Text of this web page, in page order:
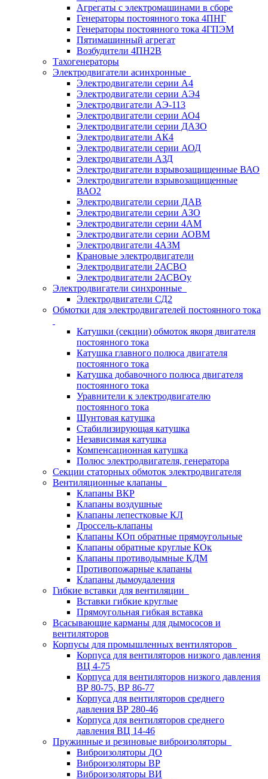
Агрегаты с электромашинами в сборе
Генераторы постоянного тока 4ПНГ
Генераторы постоянного тока 4ГПЭМ
Пятимашинный агрегат
Возбудители 4ПН2В
Тахогенераторы
Электродвигатели асинхронные
Электродвигатели серии А4
Электродвигатели серии АЭ4
Электродвигатели АЭ-113
Электродвигатели серии АО4
Электродвигатели серии ДАЗО
Электродвигатели АК4
Электродвигатели серии АОД
Электродвигатели АЗД
Электродвигатели взрывозащищенные ВАО
Электродвигатели взрывозащищенные
ВАО2
Электродвигатели серии ДАВ
Электродвигатели серии АЗО
Электродвигатели серии 4АМ
Электродвигатели серии АОВМ
Электродвигатели 4АЗМ
Крановые электродвигатели
Электродвигатели 2АСВО
Электродвигатели 2АСВОу
Электродвигатели синхронные
Электродвигатели СД2
Обмотки для электродвигателей постоянного тока
Катушки (секции) обмоток якоря двигателя
постоянного тока
Катушка главного полюса двигателя
постоянного тока
Катушка добавочного полюса двигателя
постоянного тока
Уравнители к электродвигателю
постоянного тока
Шунтовая катушка
Стабилизирующая катушка
Независимая катушка
Компенсационная катушка
Полюс электродвигателя, генератора
Секции статорных обмоток электродвигателя
Вентиляционные клапаны
Клапаны ВКР
Клапаны воздушные
Клапаны лепестковые КЛ
Дроссель-клапаны
Клапаны КОп обратные прямоугольные
Клапаны обратные круглые КОк
Клапаны противодымные КДМ
Противопожарные клапаны
Клапаны дымоудаления
Гибкие вставки для вентиляции
Вставки гибкие круглые
Прямоугольная гибкая вставка
Всасывающие карманы для дымососов и
вентиляторов
Корпусы для промышленных вентиляторов
Корпуса для вентиляторов низкого давления
ВЦ 4-75
Корпуса для вентиляторов низкого давления
ВР 80-75, ВР 86-77
Корпуса для вентиляторов среднего
давления ВР 280-46
Корпуса для вентиляторов среднего
давления ВЦ 14-46
Пружинные и резиновые виброизоляторы
Виброизоляторы ДО
Виброизоляторы ВР
Виброизоляторы ВИ